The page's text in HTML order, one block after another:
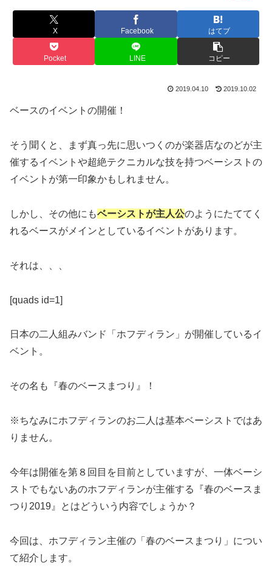
X Facebook はてブ
Pocket LINE コピー
2019.04.10 2019.10.02
ベースのイベントの開催！
そう聞くと、まず真っ先に思いつくのが楽器店なのどが主
催するイベントや超絶テクニカルな技を持つベーシストの
イベントが第一印象かもしれません。
しかし、その他にもベーシストが主人公のようにたててく
れるベースがメインとしているイベントがあります。
それは、、、
[quads id=1]
日本の二人組みバンド「ホフディラン」が開催しているイ
ベント。
その名も『春のベースまつり』！
※ちなみにホフディランのお二人は基本ベーシストではあ
りません。
今年は開催を第８回目を目前としていますが、一体ベーシ
ストでもないあのホフディランが主催する『春のベースま
つり2019』とはどういう内容でしょうか？
今回は、ホフディラン主催の「春のベースまつり」につい
て紹介します。